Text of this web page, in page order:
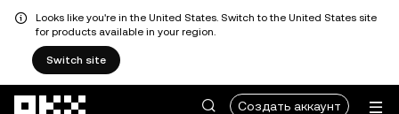
Looks like you're in the United States. Switch to the United States site
for products available in your region.
Switch site
Создать аккаунт